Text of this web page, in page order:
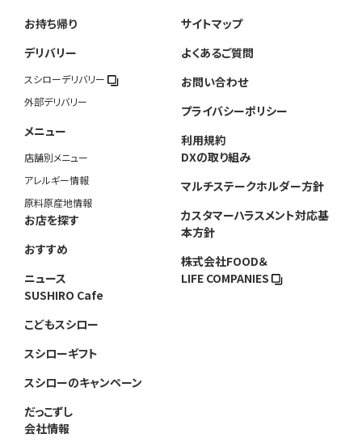
お持ち帰り
デリバリー
スシローデリバリー
外部デリバリー
メニュー
店舗別メニュー
アレルギー情報
原料原産地情報
お店を探す
おすすめ
ニュース
SUSHIRO Cafe
こどもスシロー
スシローギフト
スシローのキャンペーン
だっこずし
会社情報
サイトマップ
よくあるご質問
お問い合わせ
プライバシーポリシー
利用規約
DXの取り組み
マルチステークホルダー方針
カスタマーハラスメント対応基
本方針
株式会社FOOD＆
LIFE COMPANIES